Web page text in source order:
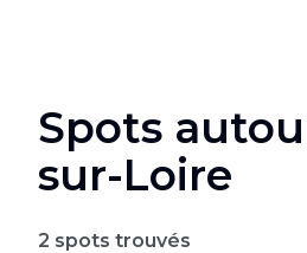
Spots
sur-Loire
2 spots trouvés